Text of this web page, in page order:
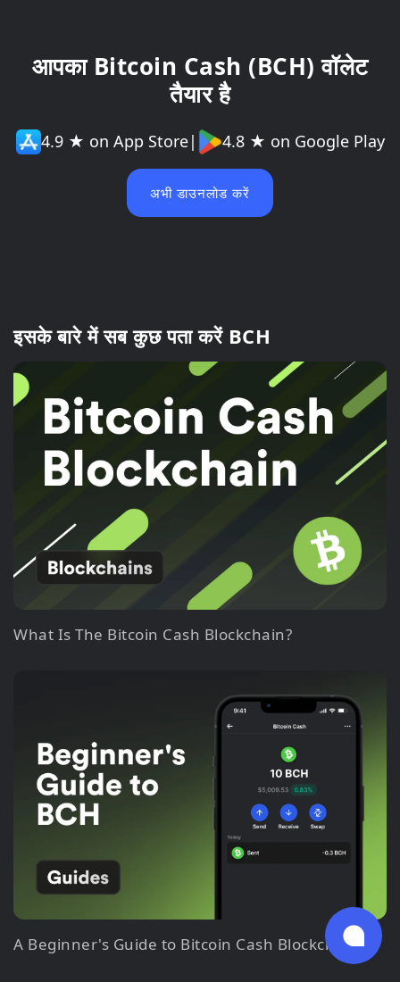
आपका Bitcoin Cash (BCH) वॉलेट
तैयार है
4.9 ★ on App Store| 4.8 ★ on Google Play
अभी डाउनलोड करें
इसके बारे में सब कुछ पता करें BCH
What Is The Bitcoin Cash Blockchain?
A Beginner's Guide to Bitcoin Cash Blockchain